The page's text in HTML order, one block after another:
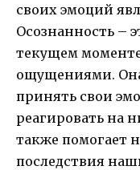
своих эмоций
Осознанность –
текущем
ощущениями.
принять свои
реагировать на
также помогает
последствия